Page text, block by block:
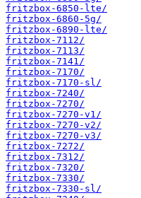
fritzbox-6850-lte/
fritzbox-6860-5g/
fritzbox-6890-lte/
fritzbox-7112/
fritzbox-7113/
fritzbox-7141/
fritzbox-7170/
fritzbox-7170-sl/
fritzbox-7240/
fritzbox-7270/
fritzbox-7270-v1/
fritzbox-7270-v2/
fritzbox-7270-v3/
fritzbox-7272/
fritzbox-7312/
fritzbox-7320/
fritzbox-7330/
fritzbox-7330-sl/